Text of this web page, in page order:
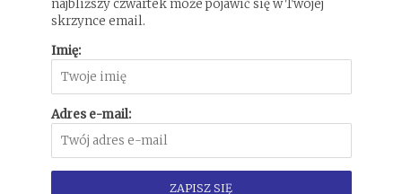
najbliższy czwartek może pojawić się w Twojej
skrzynce email.
Imię:
Adres e-mail: